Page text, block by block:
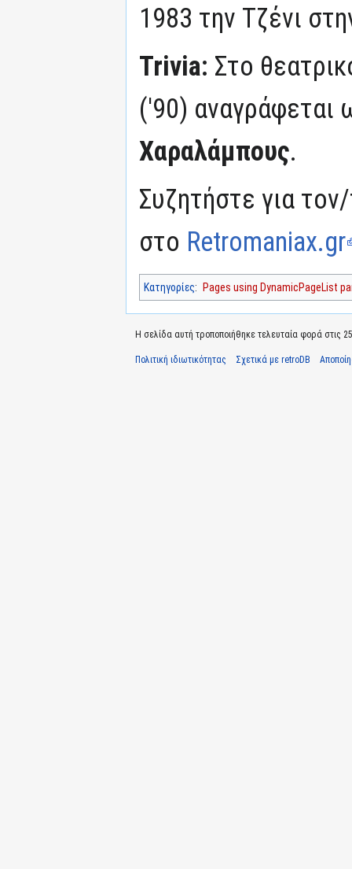
1983 την Τζένι
Trivia: Στο
('90) αναγράφεται
Χαραλάμπους.
Συζητήστε για
στο Retromaniax.gr
Κατηγορίες: Pages using DynamicPageList
Η σελίδα αυτή τροποποιήθηκε τελευταία φορά στις
Πολιτική ιδιωτικότητας Σχετικά με retroDB